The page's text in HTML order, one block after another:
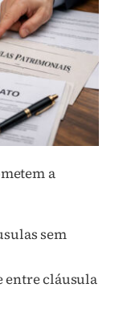
a
sem
entre cláusula